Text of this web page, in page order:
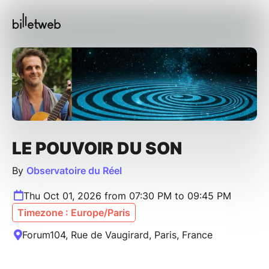
LE POUVOIR DU SON
By Observatoire du Réel
Thu Oct 01, 2026 from 07:30 PM to 09:45 PM
Timezone : Europe/Paris
Forum104, Rue de Vaugirard, Paris, France